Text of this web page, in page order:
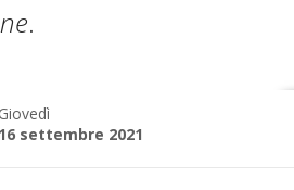
.
Giovedì
16 settembre 2021